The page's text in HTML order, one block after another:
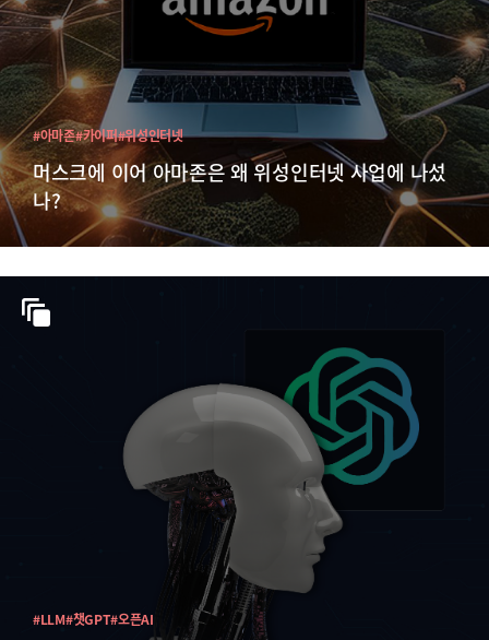
머스크에 이어 아마존은 왜 위성인터넷 사업에 나섰
나?
#아마존#카이퍼#위성인터넷
#LLM#챗GPT#오픈AI